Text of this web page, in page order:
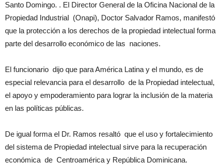
Santo Domingo. . El Director General de la Oficina Nacional de la
Propiedad Industrial (Onapi), Doctor Salvador Ramos, manifestó
que la protección a los derechos de la propiedad intelectual forma
parte del desarrollo económico de las naciones.
El funcionario dijo que para América Latina y el mundo, es de
especial relevancia para el desarrollo de la Propiedad intelectual,
el apoyo y empoderamiento para lograr la inclusión de la materia
en las políticas públicas.
De igual forma el Dr. Ramos resaltó que el uso y fortalecimiento
del sistema de Propiedad intelectual sirve para la recuperación
económica de Centroamérica y República Dominicana.